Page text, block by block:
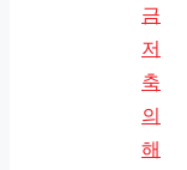
금
저
축
의
해